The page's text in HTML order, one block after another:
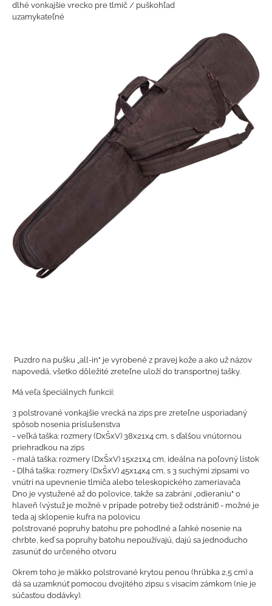
dlhé vonkajšie vrecko pre tlmič / puškohľad
uzamykateľné
Puzdro na pušku „all-in" je vyrobené z pravej kože a ako už názov
napovedá, všetko dôležité zreteľne uloží do transportnej tašky.
Má veľa špeciálnych funkcií:
3 polstrované vonkajšie vrecká na zips pre zreteľne usporiadaný
spôsob nosenia príslušenstva
- veľká taška: rozmery (DxŠxV) 38x21x4 cm, s ďalšou vnútornou
priehradkou na zips
- malá taška: rozmery (DxŠxV) 15x21x4 cm, ideálna na poľovný lístok
- Dlhá taška: rozmery (DxŠxV) 45x14x4 cm, s 3 suchými zipsami vo
vnútri na upevnenie tlmiča alebo teleskopického zameriavača
Dno je vystužené až do polovice, takže sa zabráni „odieraniu" o
hlaveň (výstuž je možné v prípade potreby tiež odstrániť) - možné je
teda aj sklopenie kufra na polovicu
polstrované popruhy batohu pre pohodlné a ľahké nosenie na
chrbte, keď sa popruhy batohu nepoužívajú, dajú sa jednoducho
zasunúť do určeného otvoru
Okrem toho je mäkko polstrované krytou penou (hrúbka 2,5 cm) a
dá sa uzamknúť pomocou dvojitého zipsu s visacím zámkom (nie je
súčasťou dodávky).